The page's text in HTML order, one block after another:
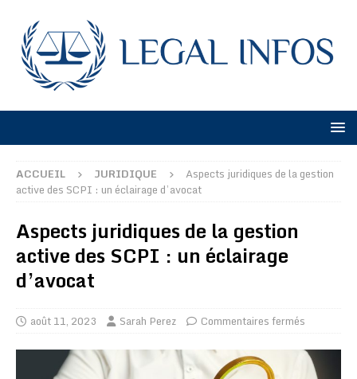
ACCUEIL JURIDIQUE
Aspects juridiques de la gestion
active des SCPI : un éclairage d’avocat
Aspects juridiques de la gestion
active des SCPI : un éclairage
d’avocat
août 11, 2023 Sarah Perez Commentaires fermés